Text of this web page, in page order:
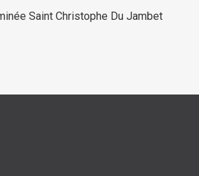
Saint Christophe Du Jambet